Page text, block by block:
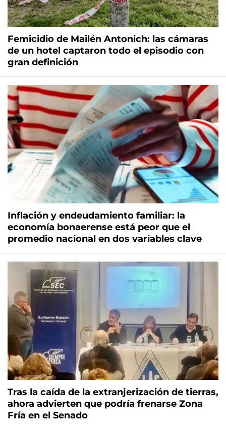
Femicidio de Mailén Antonich: las cámaras
de un hotel captaron todo el episodio con
gran definición
Inflación y endeudamiento familiar: la
economía bonaerense está peor que el
promedio nacional en dos variables clave
Tras la caída de la extranjerización de tierras,
ahora advierten que podría frenarse Zona
Fría en el Senado